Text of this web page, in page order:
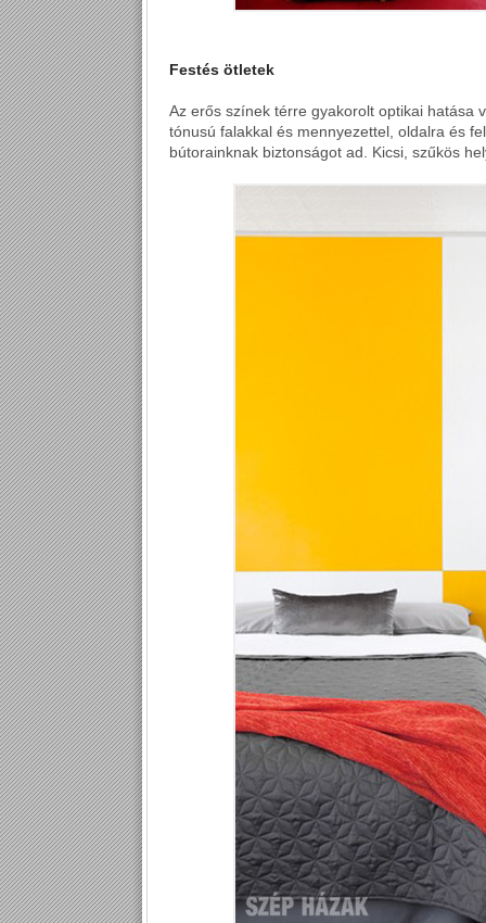
Festés ötletek
Az erős színek térre gyakorolt optikai hatása
tónusú falakkal és mennyezettel, oldalra és
bútorainknak biztonságot ad. Kicsi, szűkös